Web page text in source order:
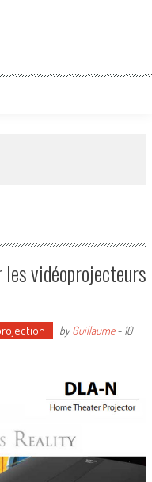
les vidéoprojecteurs
byGuillaume- 10